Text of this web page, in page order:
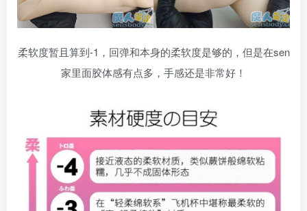
柔软度暂且算到-1，回弹和本身的柔软度是够的，但是在sen
家里面胶体感有点多，手感还是非常好！